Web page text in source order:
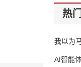
热
我以为
AI智能